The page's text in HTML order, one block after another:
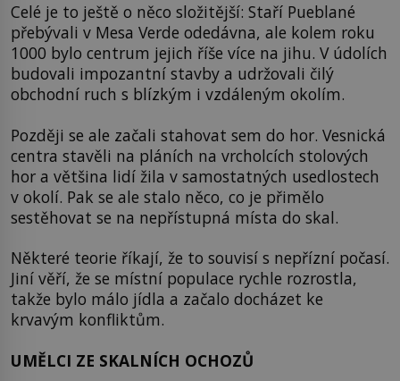
Celé je to ještě o něco složitější: Staří Pueblané
přebývali v Mesa Verde odedávna, ale kolem roku
1000 bylo centrum jejich říše více na jihu. V údolích
budovali impozantní stavby a udržovali čilý
obchodní ruch s blízkým i vzdáleným okolím.
Později se ale začali stahovat sem do hor. Vesnická
centra stavěli na pláních na vrcholcích stolových
hor a většina lidí žila v samostatných usedlostech
v okolí. Pak se ale stalo něco, co je přimělo
sestěhovat se na nepřístupná místa do skal.
Některé teorie říkají, že to souvisí s nepřízní počasí.
Jiní věří, že se místní populace rychle rozrostla,
takže bylo málo jídla a začalo docházet ke
krvavým konfliktům.
UMĚLCI ZE SKALNÍCH OCHOZŮ